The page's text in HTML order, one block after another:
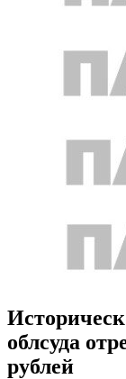
облсуда
рублей